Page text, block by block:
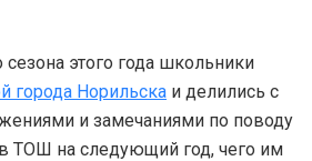
сезона этого года школьники
города Норильска и делились с
и замечаниями по поводу
в ТОШ на следующий год, чего им